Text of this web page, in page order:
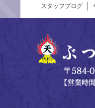
スタッフブログ